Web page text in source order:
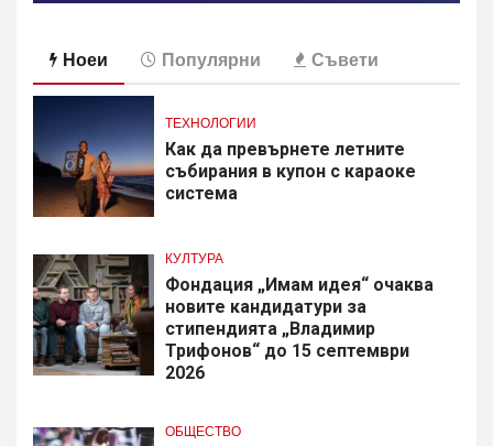
Ноеи Популярни Съвети
ТЕХНОЛОГИИ
Как да превърнете летните
събирания в купон с караоке
система
КУЛТУРА
Фондация „Имам идея“ очаква
новите кандидатури за
стипендията „Владимир
Трифонов“ до 15 септември
2026
ОБЩЕСТВО